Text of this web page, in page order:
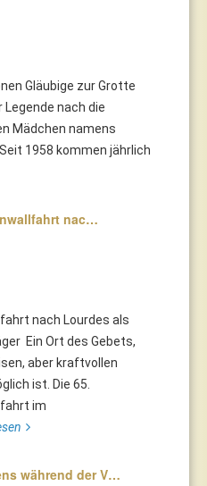
Gläubige zur Grotte
Legende nach die
Mädchen namens
1958 kommen jährlich
nac…
nach Lourdes als
Ein Ort des Gebets,
aber kraftvollen
ist. Die 65.
im
während der V…